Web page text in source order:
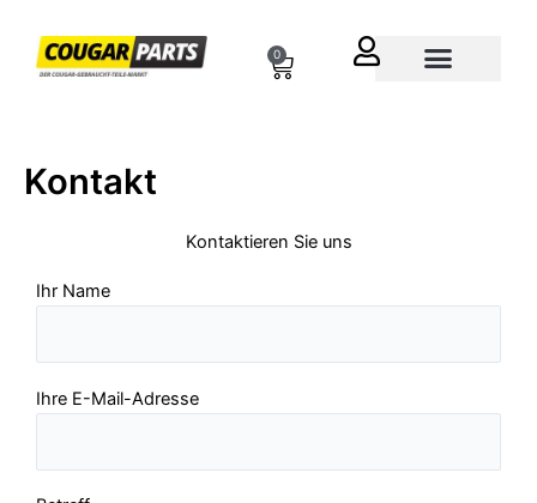
Inhalt
springen
0
Cart
Kontakt
Kontaktieren Sie uns
Ihr Name
Ihre E-Mail-Adresse